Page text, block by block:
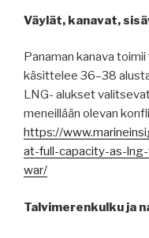
Väylät, kanavat,
Panaman kanava
käsittelee 36–38
LNG- alukset
meneillään olevan
https://
at-full-capacity-as-
war/
Talvimerenkulku ja